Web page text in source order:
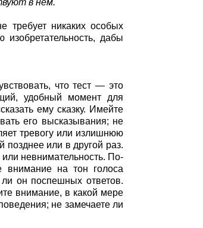
в нем.
требует никаких особых
дабы
что тест — это
удобный момент для
ему сказку. Имейте
его высказывания; не
тревогу или излишнюю
позднее или в другой раз.
или невнимательность. По-
на тон голоса
он поспешных ответов.
внимание, в какой мере
не замечаете ли